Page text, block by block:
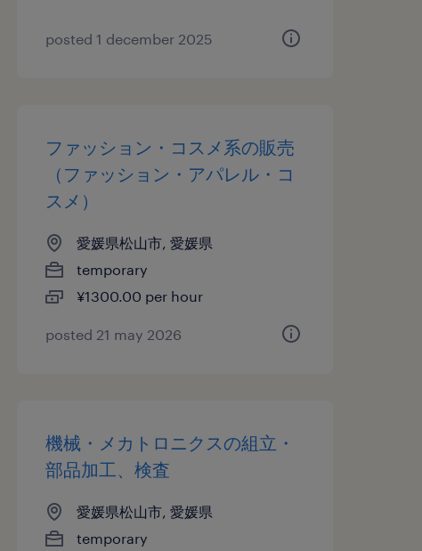
posted 1 december 2025
ファッション・コスメ系の販売
（ファッション・アパレル・コ
スメ）
愛媛県松山市, 愛媛県
temporary
¥1300.00 per hour
posted 21 may 2026
機械・メカトロニクスの組立・
部品加工、検査
愛媛県松山市, 愛媛県
temporary